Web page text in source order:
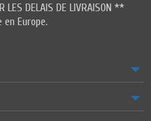
LES DELAIS DE LIVRAISON **
en Europe.